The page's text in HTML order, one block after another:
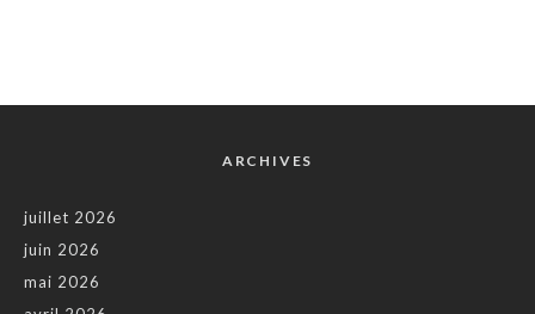
ARCHIVES
juillet 2026
juin 2026
mai 2026